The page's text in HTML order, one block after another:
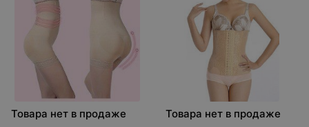
Товара нет в продаже Товара нет в продаже